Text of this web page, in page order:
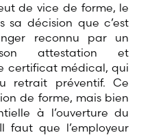
de vice de forme, le
sa décision que c’est
reconnu par un
attestation et
certificat médical, qui
retrait préventif. Ce
de forme, mais bien
à l’ouverture du
faut que l’employeur